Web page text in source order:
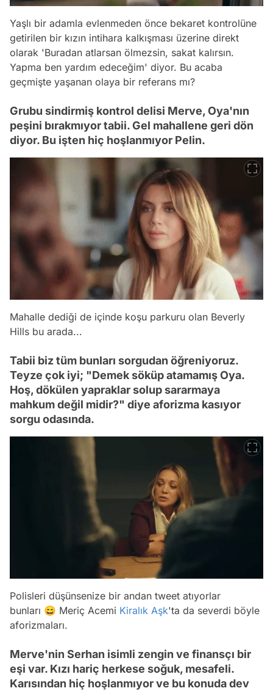
Yaşlı bir adamla evlenmeden önce bekaret kontrolüne
getirilen bir kızın intihara kalkışması üzerine direkt
olarak 'Buradan atlarsan ölmezsin, sakat kalırsın.
Yapma ben yardım edeceğim' diyor. Bu acaba
geçmişte yaşanan olaya bir referans mı?
Grubu sindirmiş kontrol delisi Merve, Oya'nın
peşini bırakmıyor tabii. Gel mahallene geri dön
diyor. Bu işten hiç hoşlanmıyor Pelin.
Mahalle dediği de içinde koşu parkuru olan Beverly
Hills bu arada...
Tabii biz tüm bunları sorgudan öğreniyoruz.
Teyze çok iyi; "Demek söküp atamamış Oya.
Hoş, dökülen yapraklar solup sararmaya
mahkum değil midir?" diye aforizma kasıyor
sorgu odasında.
Polisleri düşünsenize bir andan tweet atıyorlar
bunları 😄 Meriç Acemi Kiralık Aşk'ta da severdi böyle
aforizmaları.
Merve'nin Serhan isimli zengin ve finansçı bir
eşi var. Kızı hariç herkese soğuk, mesafeli.
Karısından hiç hoşlanmıyor ve bu konuda dev